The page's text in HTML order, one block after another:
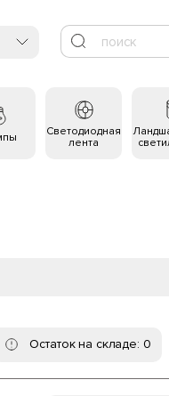
Светодиодная
лента
Остаток на складе: 0